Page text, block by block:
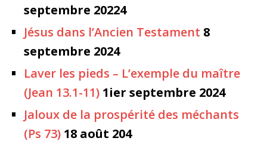
septembre 20224
Jésus dans l’Ancien Testament 8
septembre 2024
Laver les pieds – L’exemple du maître
(Jean 13.1-11) 1ier septembre 2024
Jaloux de la prospérité des méchants
(Ps 73) 18 août 204